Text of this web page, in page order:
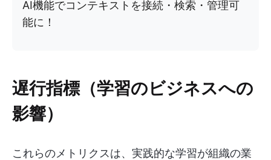
AI機能でコンテキストを接続・検索・管理可
能に！
遅行指標（学習のビジネスへの
影響）
これらのメトリクスは、実践的な学習が組織の業